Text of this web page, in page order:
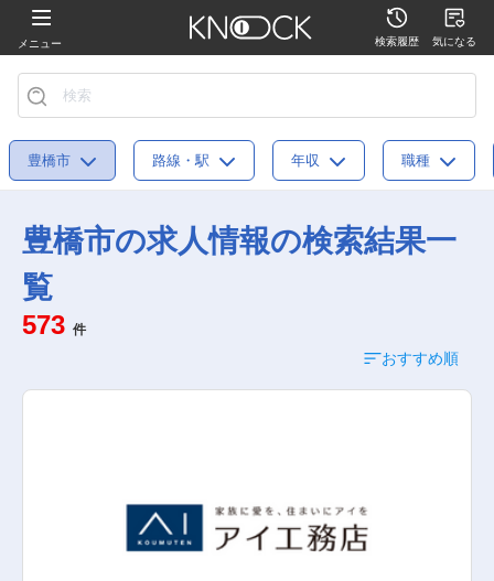
メニュー 検索履歴 気になる
豊橋市 路線・駅 年収 職種
豊橋市の求人情報の検索結果一
覧
573 件
おすすめ順